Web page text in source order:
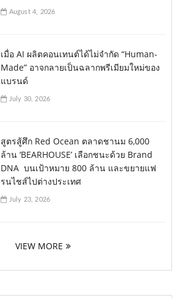
August 4, 2026
เมื่อ AI ผลิตคอนเทนต์ได้ไม่จำกัด “Human-
Made” อาจกลายเป็นฉลากพรีเมียมใหม่ของ
แบรนด์
July 30, 2026
สูตรสู้ศึก Red Ocean ตลาดชานม 6,000
ล้าน ‘BEARHOUSE’ เลือกชนะด้วย Brand
DNA บนเป้าหมาย 800 ล้าน และขยายแฟ
รนไชส์ไปต่างประเทศ
July 23, 2026
VIEW MORE